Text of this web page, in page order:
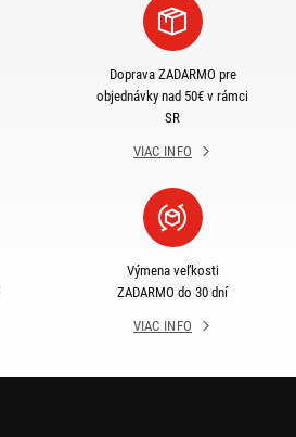
Doprava ZADARMO pre
objednávky nad 50€ v rámci
SR
VIAC INFO
Výmena veľkosti
ZADARMO do 30 dní
VIAC INFO